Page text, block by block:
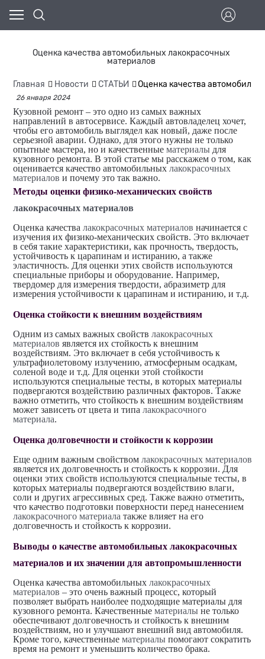
Оценка качества автомобильных лакокрасочных
материалов
Главная Новости СТАТЬИ Оценка качества
26 января 2024
Кузовной ремонт – это одно из самых важных
направлений в автосервисе. Каждый автовладелец хочет,
чтобы его автомобиль выглядел как новый, даже после
серьезной аварии. Однако, для этого нужны не только
опытные мастера, но и качественные материалы для
кузовного ремонта. В этой статье мы расскажем о том, как
оценивается качество автомобильных лакокрасочных
материалов и почему это так важно.
Методы оценки физико-механических свойств
лакокрасочных материалов
Оценка качества лакокрасочных материалов начинается с
изучения их физико-механических свойств. Это включает
в себя такие характеристики, как прочность, твердость,
устойчивость к царапинам и истиранию, а также
эластичность. Для оценки этих свойств используются
специальные приборы и оборудование. Например,
твердомер для измерения твердости, абразиметр для
измерения устойчивости к царапинам и истиранию, и т.д.
Оценка стойкости к внешним воздействиям
Одним из самых важных свойств лакокрасочных
материалов является их стойкость к внешним
воздействиям. Это включает в себя устойчивость к
ультрафиолетовому излучению, атмосферным осадкам,
соленой воде и т.д. Для оценки этой стойкости
используются специальные тесты, в которых материалы
подвергаются воздействию различных факторов. Также
важно отметить, что стойкость к внешним воздействиям
может зависеть от цвета и типа лакокрасочного
материала.
Оценка долговечности и стойкости к коррозии
Еще одним важным свойством лакокрасочных материалов
является их долговечность и стойкость к коррозии. Для
оценки этих свойств используются специальные тесты, в
которых материалы подвергаются воздействию влаги,
соли и других агрессивных сред. Также важно отметить,
что качество подготовки поверхности перед нанесением
лакокрасочного материала также влияет на его
долговечность и стойкость к коррозии.
Выводы о качестве автомобильных лакокрасочных
материалов и их значении для автопромышленности
Оценка качества автомобильных лакокрасочных
материалов – это очень важный процесс, который
позволяет выбрать наиболее подходящие материалы для
кузовного ремонта. Качественные материалы не только
обеспечивают долговечность и стойкость к внешним
воздействиям, но и улучшают внешний вид автомобиля.
Кроме того, качественные материалы помогают сократить
время на ремонт и уменьшить количество брака.